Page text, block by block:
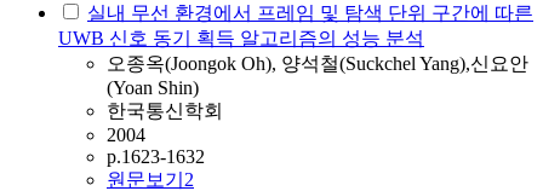
실내 무선 환경에서 프레임 및 탐색 단위 구간에 따른
UWB 신호 동기 획득 알고리즘의 성능 분석
오종옥(Joongok Oh), 양석철(Suckchel Yang),신요안
(Yoan Shin)
한국통신학회
2004
p.1623-1632
원문보기 2